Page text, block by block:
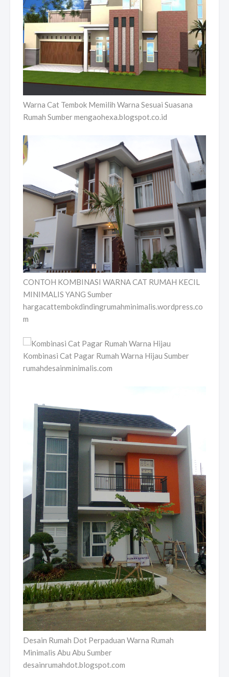
Warna Cat Tembok Memilih Warna Sesuai Suasana
Rumah Sumber mengaohexa.blogspot.co.id
CONTOH KOMBINASI WARNA CAT RUMAH KECIL
MINIMALIS YANG Sumber
hargacattembokdindingrumahminimalis.wordpress.co
m
Kombinasi Cat Pagar Rumah Warna Hijau Sumber
rumahdesainminimalis.com
Desain Rumah Dot Perpaduan Warna Rumah
Minimalis Abu Abu Sumber
desainrumahdot.blogspot.com